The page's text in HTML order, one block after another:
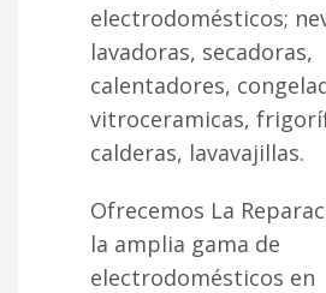
electrodomésticos;
lavadoras, secadoras,
calentadores,
vitroceramicas,
calderas, lavavajillas.
Ofrecemos La
la amplia gama de
electrodomésticos en